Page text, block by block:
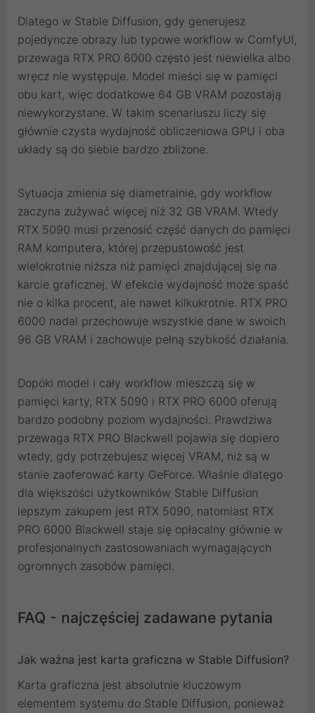
Dlatego w Stable Diffusion, gdy generujesz
pojedyncze obrazy lub typowe workflow w ComfyUI,
przewaga RTX PRO 6000 często jest niewielka albo
wręcz nie występuje. Model mieści się w pamięci
obu kart, więc dodatkowe 64 GB VRAM pozostają
niewykorzystane. W takim scenariuszu liczy się
głównie czysta wydajność obliczeniowa GPU i oba
układy są do siebie bardzo zbliżone.
Sytuacja zmienia się diametralnie, gdy workflow
zaczyna zużywać więcej niż 32 GB VRAM. Wtedy
RTX 5090 musi przenosić część danych do pamięci
RAM komputera, której przepustowość jest
wielokrotnie niższa niż pamięci znajdującej się na
karcie graficznej. W efekcie wydajność może spaść
nie o kilka procent, ale nawet kilkukrotnie. RTX PRO
6000 nadal przechowuje wszystkie dane w swoich
96 GB VRAM i zachowuje pełną szybkość działania.
Dopóki model i cały workflow mieszczą się w
pamięci karty, RTX 5090 i RTX PRO 6000 oferują
bardzo podobny poziom wydajności. Prawdziwa
przewaga RTX PRO Blackwell pojawia się dopiero
wtedy, gdy potrzebujesz więcej VRAM, niż są w
stanie zaoferować karty GeForce. Właśnie dlatego
dla większości użytkowników Stable Diffusion
lepszym zakupem jest RTX 5090, natomiast RTX
PRO 6000 Blackwell staje się opłacalny głównie w
profesjonalnych zastosowaniach wymagających
ogromnych zasobów pamięci.
FAQ - najczęściej zadawane pytania
Jak ważna jest karta graficzna w Stable Diffusion?
Karta graficzna jest absolutnie kluczowym
elementem systemu do Stable Diffusion, ponieważ